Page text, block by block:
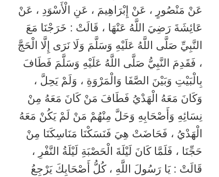
عَنْ مَنْصُورٍ ، عَنْ إِبْرَاهِيمَ ، عَنِ الْأَسْوَدِ ، عَنْ
عَائِشَةَ رَضِيَ اللَّهُ عَنْهَا ، قَالَتْ : خَرَجْنَا مَعَ
النَّبِيِّ صَلَّى اللَّهُ عَلَيْهِ وَسَلَّمَ وَلَا نَرَى إِلَّا الْحَجَّ
، فَقَدِمَ النَّبِيُّ صَلَّى اللَّهُ عَلَيْهِ وَسَلَّمَ فَطَافَ
بِالْبَيْتِ وَبَيْنَ الصَّفَا وَالْمَرْوَةِ ، وَلَمْ يَحِلَّ ،
وَكَانَ مَعَهُ الْهَدْيُ فَطَافَ مَنْ كَانَ مَعَهُ مِنْ
نِسَائِهِ وَأَصْحَابِهِ وَحَلَّ مِنْهُمْ مَنْ لَمْ يَكُنْ مَعَهُ
الْهَدْيُ ، فَحَاضَتْ هِيَ فَنَسَكْنَا مَنَاسِكَنَا مِنْ
حَجِّنَا ، فَلَمَّا كَانَ لَيْلَةَ الْحَصْبَةِ لَيْلَةُ النَّفْرِ ،
قَالَتْ : يَا رَسُولَ اللَّهِ ، كُلُّ أَصْحَابِكَ يَرْجِعُ